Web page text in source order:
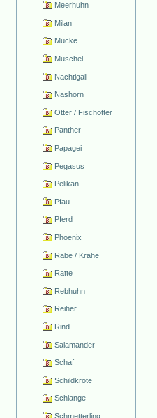
Meerhuhn
Milan
Mücke
Muschel
Nachtigall
Nashorn
Otter / Fischotter
Panther
Papagei
Pegasus
Pelikan
Pfau
Pferd
Phoenix
Rabe / Krähe
Ratte
Rebhuhn
Reiher
Rind
Salamander
Schaf
Schildkröte
Schlange
Schmetterling